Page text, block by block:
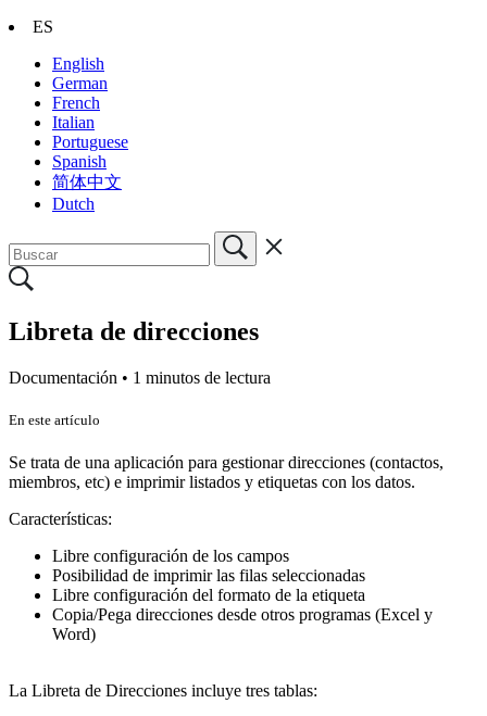
ES
English
German
French
Italian
Portuguese
Spanish
简体中文
Dutch
Libreta de direcciones
Documentación • 1 minutos de lectura
En este artículo
Se trata de una aplicación para gestionar direcciones (contactos,
miembros, etc) e imprimir listados y etiquetas con los datos.
Características:
Libre configuración de los campos
Posibilidad de imprimir las filas seleccionadas
Libre configuración del formato de la etiqueta
Copia/Pega direcciones desde otros programas (Excel y
Word)
La Libreta de Direcciones incluye tres tablas: